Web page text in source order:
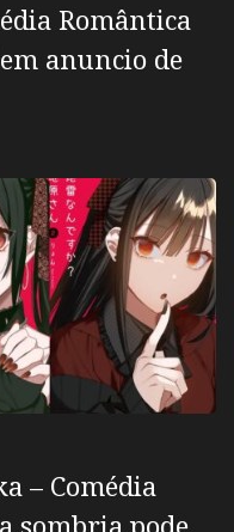
Romântica
anuncio de
– Comédia